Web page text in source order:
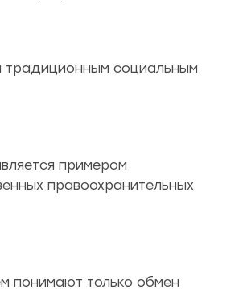
традиционным социальным
примером
правоохранительных
понимают только обмен